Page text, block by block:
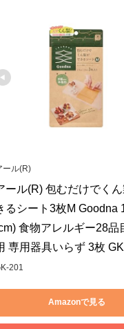
ール(R)
ール(R) 包むだけでく
るシート3枚M Goodna
食物アレルギー28品
専用器具いらず 3枚
201
Amazonで見る